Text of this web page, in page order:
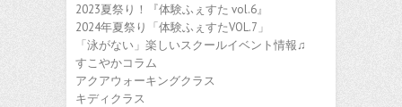
2023夏祭り！『体験ふぇすた vol.6』
2024年夏祭り「体験ふぇすたVOL.7」
「泳がない」楽しいスクールイベント情報♫
すこやかコラム
アクアウォーキングクラス
キディクラス